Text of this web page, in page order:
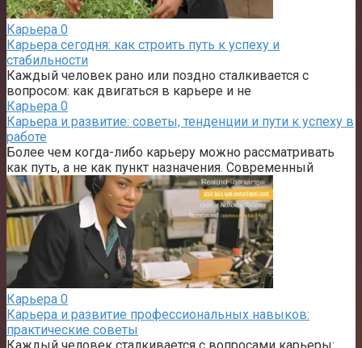
Карьера 0
Карьера сегодня: как строить путь к успеху и
стабильности
Каждый человек рано или поздно сталкивается с
вопросом: как двигаться в карьере и не
Карьера 0
Карьера и развитие: советы, тенденции и пути к успеху в
работе
Более чем когда-либо карьеру можно рассматривать
как путь, а не как пункт назначения. Современный
Карьера 0
Карьера и развитие профессиональных навыков:
практические советы